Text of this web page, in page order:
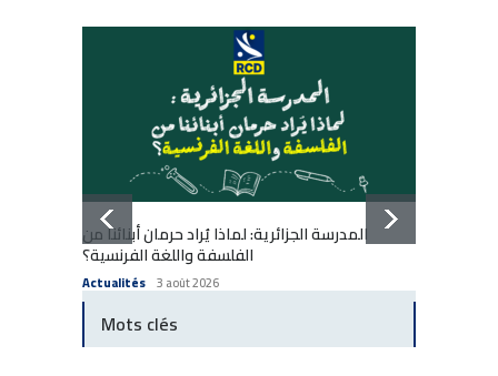
المدرسة الجزائرية: لماذا يُراد حرمان أبنائنا من
الفلسفة واللغة الفرنسية؟
Actualités 3 août 2026
Mots clés